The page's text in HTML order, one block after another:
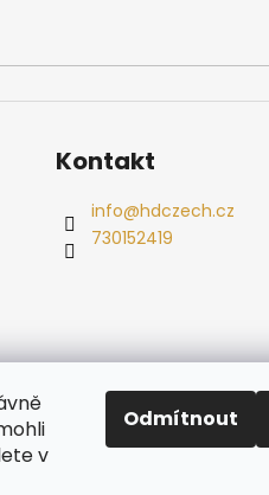
v
Odmítnout
Kontakt
info@hdczech.cz
730152419
Dřevěné sauny Odstoupení
Radiátory